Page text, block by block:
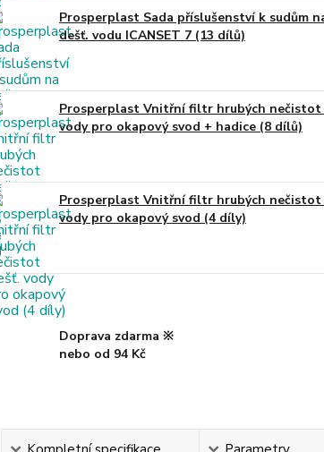
Prosperplast Sada příslušenství k sudům
dešť. vodu ICANSET 7 (13 dílů)
Prosperplast Vnitřní filtr hrubých nečistot
vody pro okapový svod + hadice (8 dílů)
Prosperplast Vnitřní filtr hrubých nečistot
vody pro okapový svod (4 díly)
Doprava zdarma ※
nebo od 94 Kč